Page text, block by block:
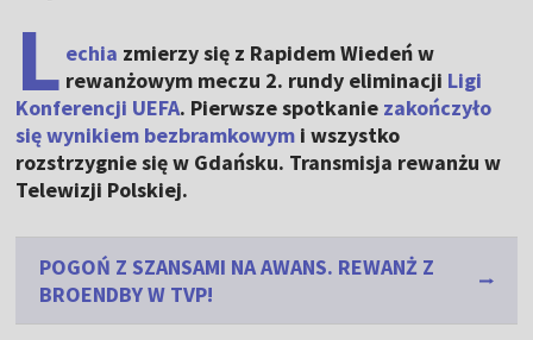
L echia zmierzy się z Rapidem Wiedeń w
rewanżowym meczu 2. rundy eliminacji Ligi
Konferencji UEFA. Pierwsze spotkanie zakończyło
się wynikiem bezbramkowym i wszystko
rozstrzygnie się w Gdańsku. Transmisja rewanżu w
Telewizji Polskiej.
POGOŃ Z SZANSAMI NA AWANS. REWANŻ Z
BROENDBY W TVP!